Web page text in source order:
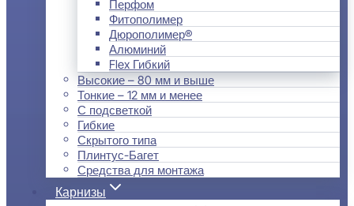
Перфом
Фитополимер
Дюрополимер®
Алюминий
Flex Гибкий
Высокие – 80 мм и выше
Тонкие – 12 мм и менее
С подсветкой
Гибкие
Скрытого типа
Плинтус-Багет
Средства для монтажа
Карнизы